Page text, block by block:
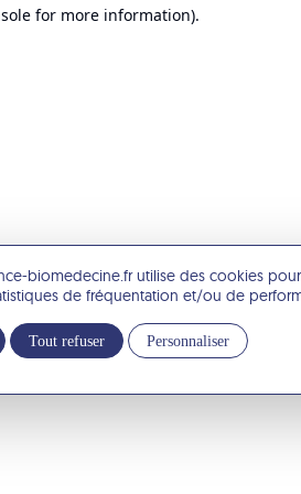
biomedecine.fr utilise des cookies
de fréquentation et/ou de
Tout refuser Personnaliser
for more information).